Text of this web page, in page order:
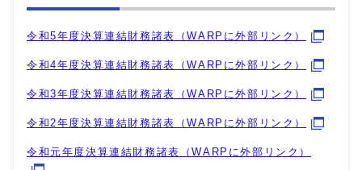
令和5年度決算連結財務諸表（WARPに外部リンク）
令和4年度決算連結財務諸表（WARPに外部リンク）
令和3年度決算連結財務諸表（WARPに外部リンク）
令和2年度決算連結財務諸表（WARPに外部リンク）
令和元年度決算連結財務諸表（WARPに外部リンク）